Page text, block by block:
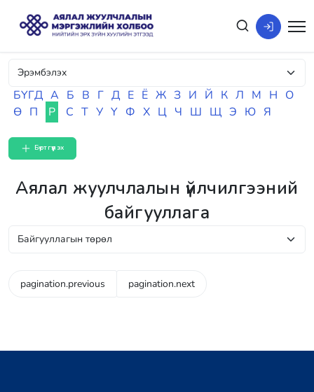
БҮГД А Б В Г Д Е Ё Ж З И Й К Л М Н О
Ө П Р С Т У Ү Ф Х Ц Ч Ш Щ Э Ю Я
Бүртгүүлэх
Аялал жуулчлалын үйлчилгээний
байгууллага
pagination.previous pagination.next